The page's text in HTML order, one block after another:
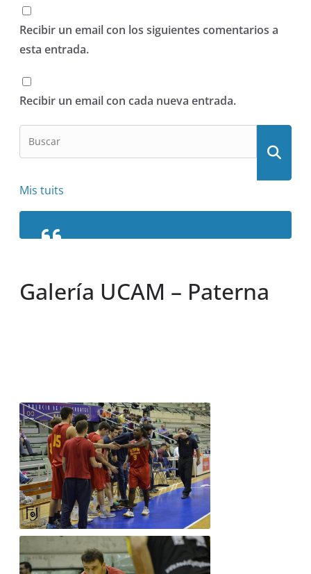
Recibir un email con los siguientes comentarios a
esta entrada.
Recibir un email con cada nueva entrada.
Mis tuits
Galería UCAM – Paterna